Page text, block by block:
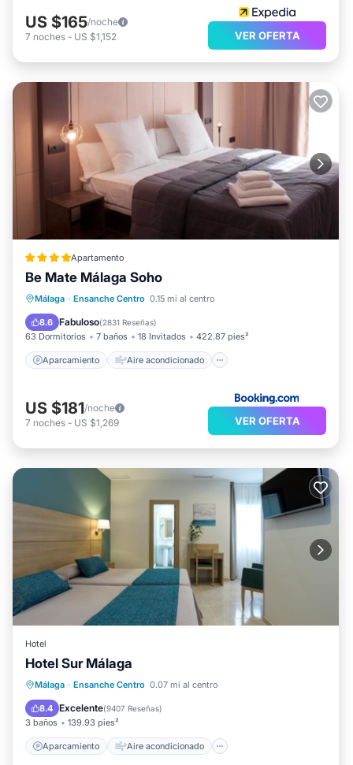
US $165/noche
7 noches - US $1,152 VER OFERTA
Apartamento
Be Mate Málaga Soho
Málaga · Ensanche Centro 0.15 mi al centro
8.6 Fabuloso(2831 Reseñas)
63 Dormitorios 7 baños 18 Invitados 422.87 pies²
Aparcamiento Aire acondicionado
Aparcamiento
Aire acondicionado
Internet
Apto para niños
US $181/noche
7 noches - US $1,269 VER OFERTA
Hotel
Hotel Sur Málaga
Málaga · Ensanche Centro 0.07 mi al centro
8.4 Excelente(9407 Reseñas)
3 baños 139.93 pies²
Aparcamiento Aire acondicionado
Aparcamiento
Aire acondicionado
Internet
Apto para niños